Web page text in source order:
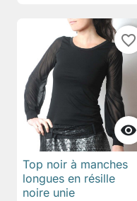

favorite_border
Top noir à manches
longues en résille
noire unie